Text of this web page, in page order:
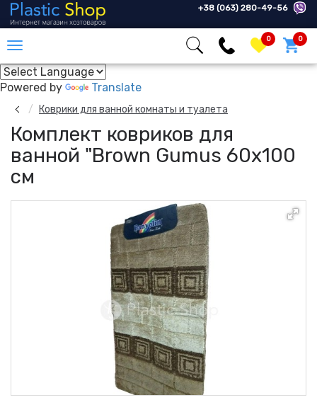
+38 (063) 280-49-56
0 0
Powered by Translate
Коврики для ванной комнаты и туалета
Комплект ковриков для
ванной "Brown Gumus 60х100
см